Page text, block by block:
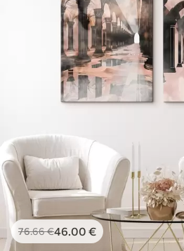
76.66€46.00 €